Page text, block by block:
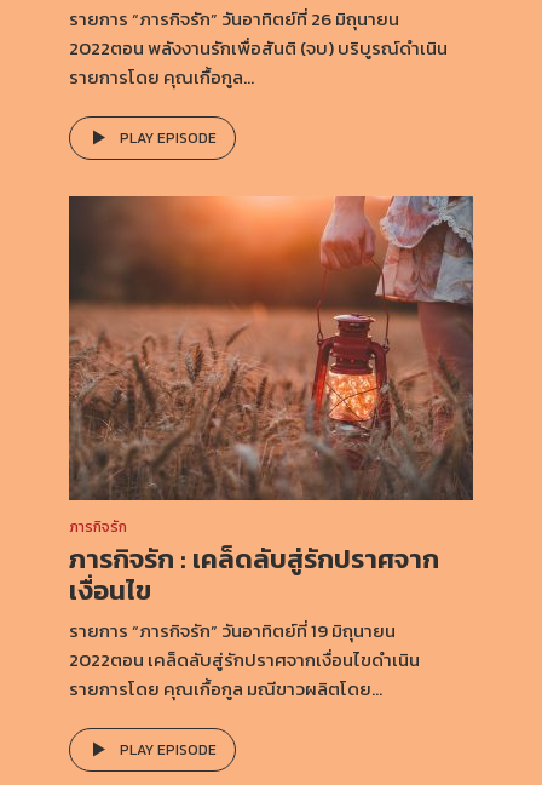
รายการ “ภารกิจรัก” วันอาทิตย์ที่ 26 มิถุนายน
2022ตอน พลังงานรักเพื่อสันติ (จบ) บริบูรณ์ดำเนิน
รายการโดย คุณเกื้อกูล...
PLAY EPISODE
ภารกิจรัก
ภารกิจรัก : เคล็ดลับสู่รักปราศจาก
เงื่อนไข
รายการ “ภารกิจรัก” วันอาทิตย์ที่ 19 มิถุนายน
2022ตอน เคล็ดลับสู่รักปราศจากเงื่อนไขดำเนิน
รายการโดย คุณเกื้อกูล มณีขาวผลิตโดย...
PLAY EPISODE